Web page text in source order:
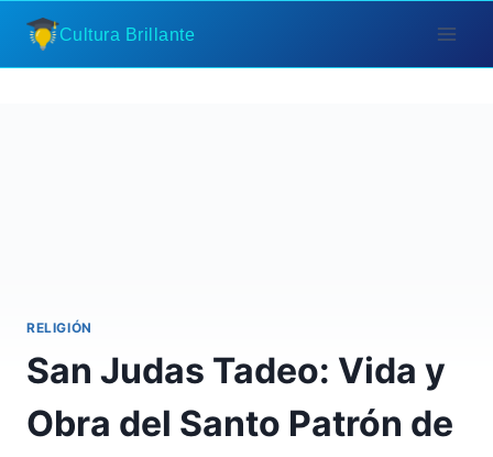
Saltar
contenido
Cultura Brillante
RELIGIÓN
San Judas Tadeo: Vida y
Obra del Santo Patrón de